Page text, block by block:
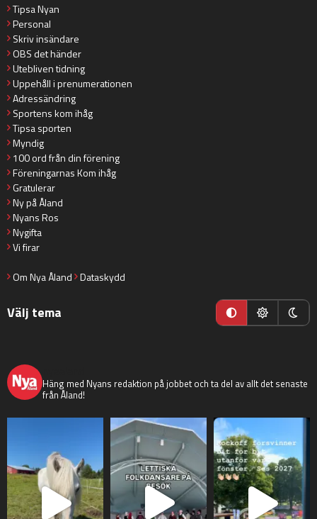
Tipsa Nyan
Personal
Skriv insändare
OBS det händer
Utebliven tidning
Uppehåll i prenumerationen
Adressändring
Sportens kom ihåg
Tipsa sporten
Myndig
100 ord från din förening
Föreningarnas Kom ihåg
Gratulerar
Ny på Åland
Nyans Ros
Nygifta
Vi firar
Om Nya Åland Dataskydd
Välj tema
Häng med Nyans redaktion på jobbet och ta del av allt det senaste
från Åland!